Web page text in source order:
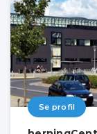
Se profil